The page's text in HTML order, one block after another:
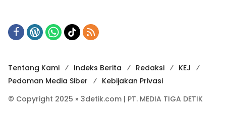
Tentang Kami Indeks Berita Redaksi
KEJ
Pedoman Media Siber
Kebijakan Privasi
© Copyright 2025 » 3detik.com | PT. MEDIA TIGA DETIK